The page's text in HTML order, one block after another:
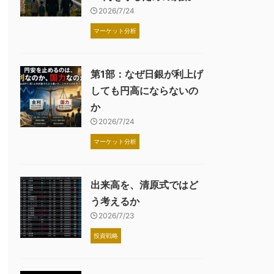
2026/7/24
マーケット分析
第1部：なぜ日銀が利上げ
しても円高にならないの
か
2026/7/24
マーケット分析
出来高を、清原式ではど
う考えるか
2026/7/23
投資戦略